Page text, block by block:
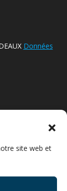
site web et
Données